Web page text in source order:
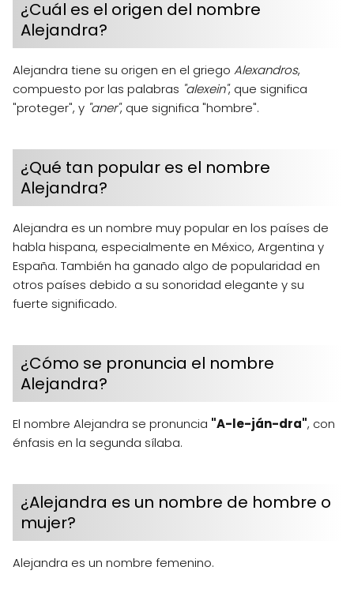
¿Cuál es el origen del nombre
Alejandra?
Alejandra tiene su origen en el griego Alexandros,
compuesto por las palabras "alexein", que significa
"proteger", y "aner", que significa "hombre".
¿Qué tan popular es el nombre
Alejandra?
Alejandra es un nombre muy popular en los países de
habla hispana, especialmente en México, Argentina y
España. También ha ganado algo de popularidad en
otros países debido a su sonoridad elegante y su
fuerte significado.
¿Cómo se pronuncia el nombre
Alejandra?
El nombre Alejandra se pronuncia "A-le-ján-dra", con
énfasis en la segunda sílaba.
¿Alejandra es un nombre de hombre o
mujer?
Alejandra es un nombre femenino.